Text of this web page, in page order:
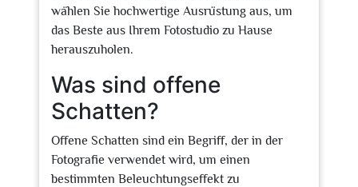
wählen Sie hochwertige Ausrüstung aus, um
das Beste aus Ihrem Fotostudio zu Hause
herauszuholen.
Was sind offene
Schatten?
Offene Schatten sind ein Begriff, der in der
Fotografie verwendet wird, um einen
bestimmten Beleuchtungseffekt zu